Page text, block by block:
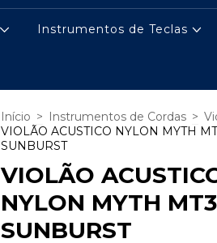
Instrumentos de Teclas
Início > Instrumentos de Cordas >
VIOLÃO ACUSTICO NYLON MYTH
SUNBURST
VIOLÃO
NYLON MYTH
SUNBURST